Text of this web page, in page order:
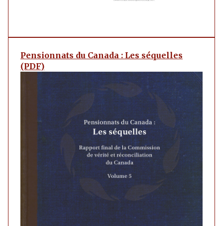
Pensionnats du Canada : Les séquelles
(PDF)